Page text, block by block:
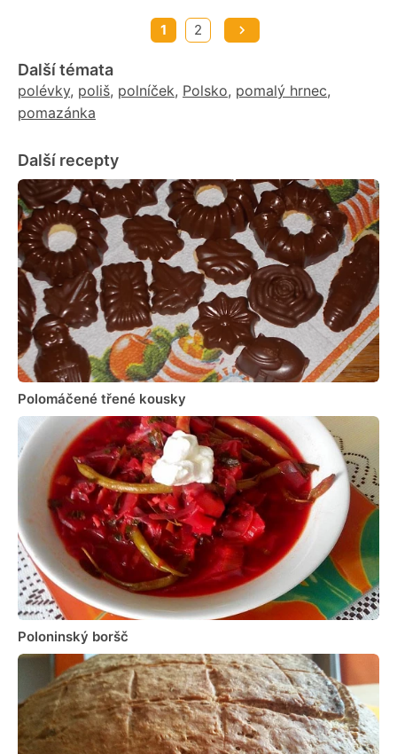
1 2
Další témata
polévky, poliš, polníček, Polsko, pomalý hrnec,
pomazánka
Další recepty
Polomáčené třené kousky
Poloninský boršč